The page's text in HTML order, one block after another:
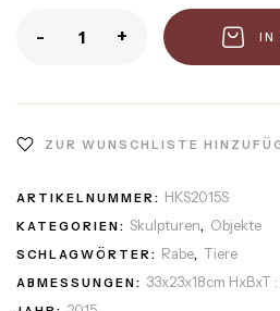
- + IN
ZUR WUNSCHLISTE
ARTIKELNUMMER: HKS2015S
KATEGORIEN: Skulpturen, Objekte
SCHLAGWÖRTER: Rabe, Tiere
ABMESSUNGEN: 33x23x18cm HxBxT